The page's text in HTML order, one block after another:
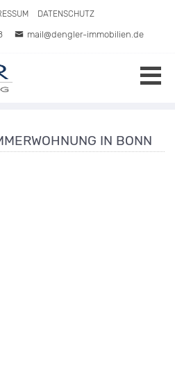
DATENSCHUTZ
mail@dengler-immobilien.de
IN BONN